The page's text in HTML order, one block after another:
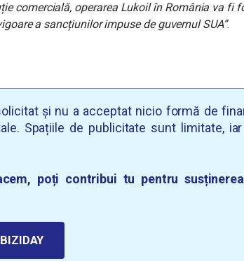
comercială, operarea Lukoil în România va fi
a sancțiunilor impuse de guvernul SUA”.
și nu a acceptat nicio formă de
Spațiile de publicitate sunt limitate,
poți contribui tu pentru